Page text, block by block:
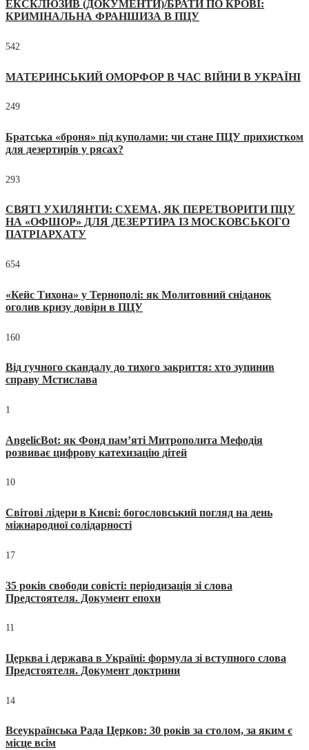
ЕКСКЛЮЗИВ (ДОКУМЕНТИ)/БРАТИ ПО КРОВІ:
КРИМІНАЛЬНА ФРАНШИЗА В ПЦУ
542
МАТЕРИНСЬКИЙ ОМОРФОР В ЧАС ВІЙНИ В УКРАЇНІ
249
Братська «броня» під куполами: чи стане ПЦУ прихистком
для дезертирів у рясах?
293
СВЯТІ УХИЛЯНТИ: СХЕМА, ЯК ПЕРЕТВОРИТИ ПЦУ
НА «ОФШОР» ДЛЯ ДЕЗЕРТИРА ІЗ МОСКОВСЬКОГО
ПАТРІАРХАТУ
654
«Кейс Тихона» у Тернополі: як Молитовний сніданок
оголив кризу довіри в ПЦУ
160
Від гучного скандалу до тихого закриття: хто зупинив
справу Мстислава
1
AngelicBot: як Фонд пам’яті Митрополита Мефодія
розвиває цифрову катехизацію дітей
10
Світові лідери в Києві: богословський погляд на день
міжнародної солідарності
17
35 років свободи совісті: періодизація зі слова
Предстоятеля. Документ епохи
11
Церква і держава в Україні: формула зі вступного слова
Предстоятеля. Документ доктрини
14
Всеукраїнська Рада Церков: 30 років за столом, за яким є
місце всім